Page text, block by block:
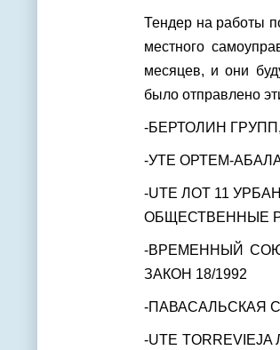
Тендер на работы
местного
месяцев, и они
было отправлено
-БЕРТОЛИН
-УТЕ ОРТЕМ-
-UTE ЛОТ 11
ОБЩЕСТВЕННЫЕ
-ВРЕМЕННЫЙ СОЮЗ
ЗАКОН 18/1992
-ПАВАСАЛЬСКАЯ
-UTE